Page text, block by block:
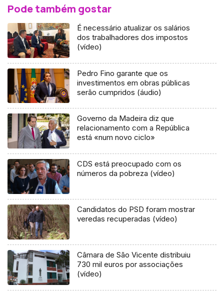
Pode também gostar
É necessário atualizar os salários
dos trabalhadores dos impostos
(vídeo)
Pedro Fino garante que os
investimentos em obras públicas
serão cumpridos (áudio)
Governo da Madeira diz que
relacionamento com a República
está «num novo ciclo»
CDS está preocupado com os
números da pobreza (vídeo)
Candidatos do PSD foram mostrar
veredas recuperadas (vídeo)
Câmara de São Vicente distribuiu
730 mil euros por associações
(vídeo)